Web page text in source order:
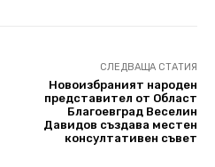
СЛЕДВАЩА СТАТИЯ
Новоизбраният народен
представител от Област
Благоевград Веселин
Давидов създава местен
консултативен съвет